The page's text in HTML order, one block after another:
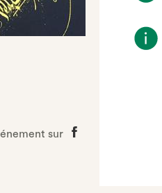
sur
Partager